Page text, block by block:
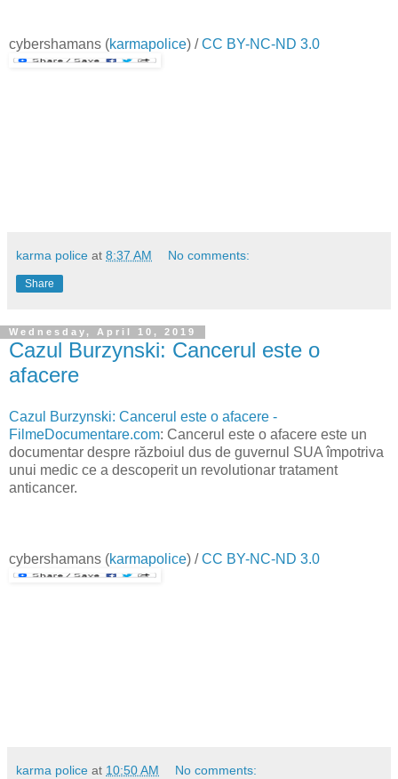
cybershamans (karmapolice) /CC BY-NC-ND 3.0
karma police at 8:37 AM No comments:
Share
Wednesday, April 10, 2019
Cazul Burzynski: Cancerul este o
afacere
Cazul Burzynski: Cancerul este o afacere -
FilmeDocumentare.com: Cancerul este o afacere este un
documentar despre războiul dus de guvernul SUA împotriva
unui medic ce a descoperit un revolutionar tratament
anticancer.
cybershamans (karmapolice) /CC BY-NC-ND 3.0
karma police at 10:50 AM No comments: